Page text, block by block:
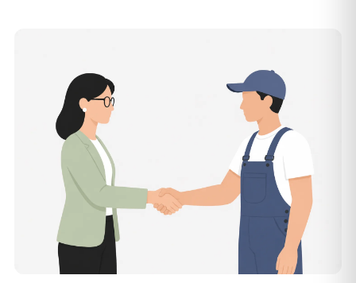
Was kostet die Entrümpelung einer normalen
Wohnung in Bad Wörishofen?
Für eine durchschnittliche Wohnung mit rund 65 m² liegen
die Kosten in Bad Wörishofen bei etwa 1.840 €, das
entspricht im Schnitt rund 34,5 € je Quadratmeter.
Zugänglichkeit (Etage, Aufzug), Menge und Sperrmüllanteil
verschieben den Preis nach oben oder unten — den
genauen Festpreis nennt Ihnen der Entrümpler nach
kurzer Beschreibung.
Werden Entrümpelungen in Bad Wörishofen in
Zukunft teurer?
Seit 2020 verlief die Preisentwicklung in Bad Wörishofen